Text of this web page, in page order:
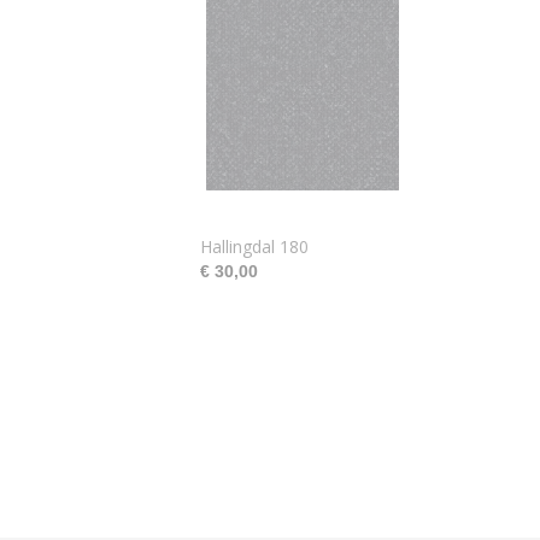
Hallingdal 180
€ 30,00